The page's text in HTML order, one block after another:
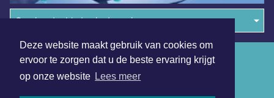
Deze website maakt gebruik van cookies om
ervoor te zorgen dat u de beste ervaring krijgt
op onze website Lees meer
Overige dagbladen in de regio
Algemene voorwaarden
Disclaimer